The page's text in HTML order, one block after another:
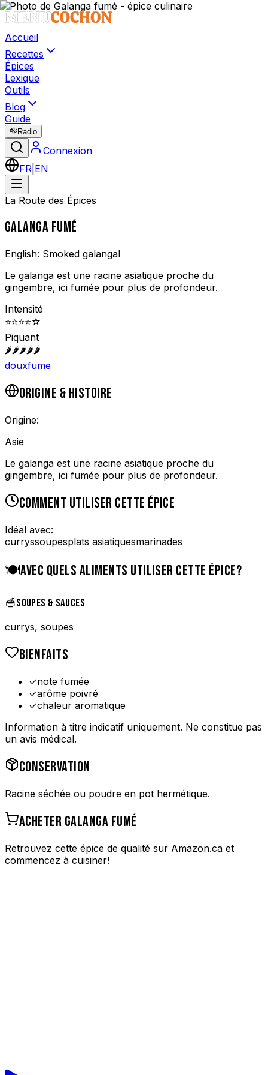
Accueil
Recettes
Épices
Lexique
Outils
Blog
Guide
Radio
Connexion
FR EN
La Route des Épices
GALANGA FUMÉ
English: Smoked galangal
Le galanga est une racine asiatique proche du
gingembre, ici fumée pour plus de profondeur.
Intensité
⭐⭐⭐⭐☆
Piquant
🌶️🌶️🌶️🌶️🌶️
douxfume
ORIGINE & HISTOIRE
Origine:
Asie
Le galanga est une racine asiatique proche du
gingembre, ici fumée pour plus de profondeur.
COMMENT UTILISER CETTE ÉPICE
Idéal avec:
curryssoupesplats asiatiquesmarinades
🍽️AVEC QUELS ALIMENTS UTILISER CETTE ÉPICE?
🥣SOUPES & SAUCES
currys, soupes
BIENFAITS
✓note fumée
✓arôme poivré
✓chaleur aromatique
Information à titre indicatif uniquement. Ne constitue pas
un avis médical.
CONSERVATION
Racine séchée ou poudre en pot hermétique.
ACHETER GALANGA FUMÉ
Retrouvez cette épice de qualité sur Amazon.ca et
commencez à cuisiner!